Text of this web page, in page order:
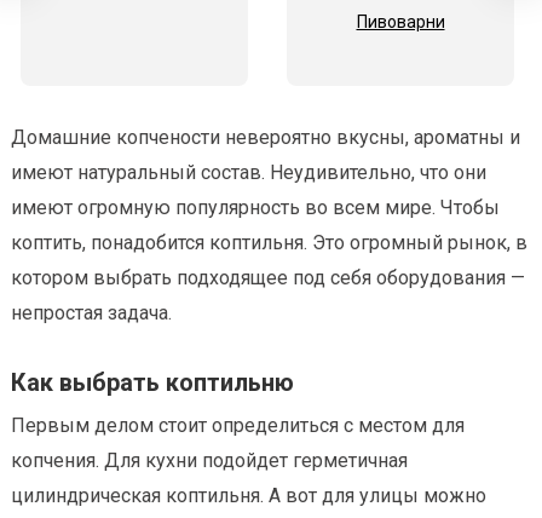
Пивоварни
Домашние копчености невероятно вкусны, ароматны и
имеют натуральный состав. Неудивительно, что они
имеют огромную популярность во всем мире. Чтобы
коптить, понадобится коптильня. Это огромный рынок, в
котором выбрать подходящее под себя оборудования —
непростая задача.
Как выбрать коптильню
Первым делом стоит определиться с местом для
копчения. Для кухни подойдет герметичная
цилиндрическая коптильня. А вот для улицы можно